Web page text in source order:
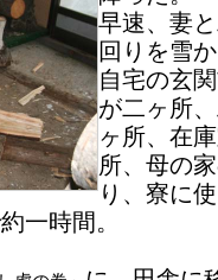
早速、妻
回りを雪
自宅の玄
が二ヶ所
ヶ所、在
所、母の
り、寮に
一時間。